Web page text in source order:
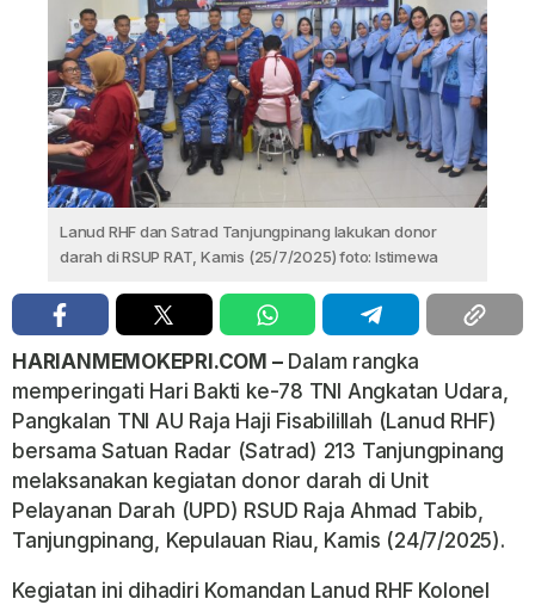
Lanud RHF dan Satrad Tanjungpinang lakukan donor
darah di RSUP RAT, Kamis (25/7/2025) foto: Istimewa
HARIANMEMOKEPRI.COM –Dalam rangka
memperingati Hari Bakti ke-78 TNI Angkatan Udara,
Pangkalan TNI AU Raja Haji Fisabilillah (Lanud RHF)
bersama Satuan Radar (Satrad) 213 Tanjungpinang
melaksanakan kegiatan donor darah di Unit
Pelayanan Darah (UPD) RSUD Raja Ahmad Tabib,
Tanjungpinang, Kepulauan Riau, Kamis (24/7/2025).
Kegiatan ini dihadiri Komandan Lanud RHF Kolonel